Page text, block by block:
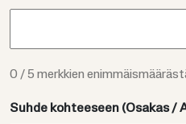
0 / 5 merkkien
Suhde kohteeseen (Osakas /